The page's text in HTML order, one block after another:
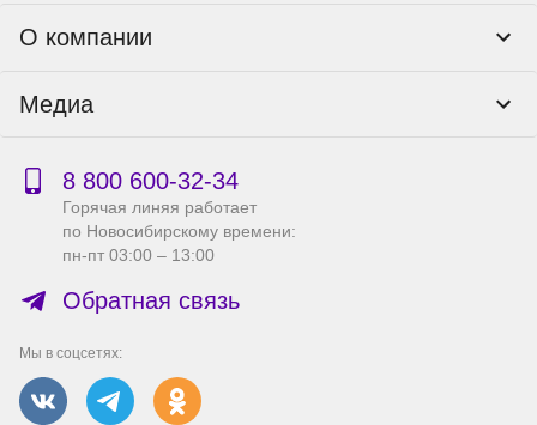
Пункты выдачи
Доставка
Гарантия и возврат
Бонусная программа
Сервисный центр
Справка по работе с e2e4 ID
О компании
Реквизиты
Публичная оферта
Правила продажи на сайте
Производители
Вакансии
Медиа
Новости
Акции
8 800 600‑32‑34
Горячая линяя работает
по Новосибирскому времени:
пн-пт 03:00 – 13:00
Обратная связь
Мы в соцсетях: